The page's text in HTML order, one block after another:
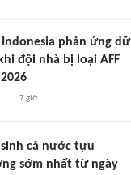
Indonesia phản ứng dữ
đội nhà bị loại AFF
7 giờ
sinh cả nước tựu
sớm nhất từ ngày